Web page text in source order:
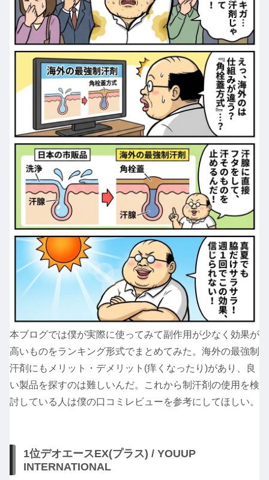
本ブログでは僕が実際に使ってみて副作用が少なく効果が
高いものをランキング形式でまとめてみた。海外の最強制
汗剤にもメリット・デメリット(痒くなったり)があり、良
い製品を探すのは難しいんだ。これから制汗剤の使用を検
討している人は僕の口コミレビューを参考にしてほしい。
1位デオエースEX(プラス) / YOUUP
INTERNATIONAL